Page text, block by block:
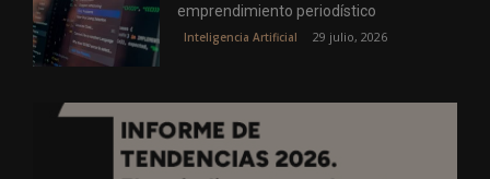
emprendimiento periodístico
Inteligencia Artificial 29 julio, 2026